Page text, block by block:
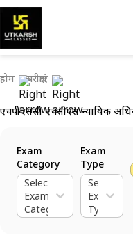
होम परीक्षाएं
Exam
Category
Select
Exam
Category
Exam
Type
Select
Exam
Type